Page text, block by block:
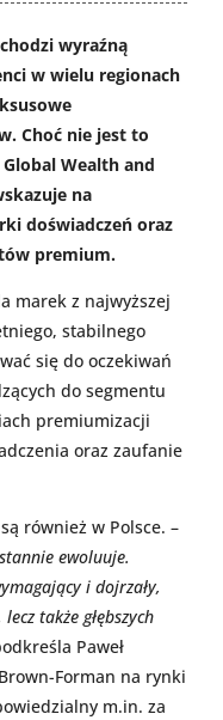
wyraźną
w wielu regionach
Choć nie jest to
Wealth and
na
doświadczeń oraz
premium.
marek z najwyższej
stabilnego
się do oczekiwań
do segmentu
premiumizacji
oraz zaufanie
również w Polsce. –
ewoluuje.
i dojrzały,
także głębszych
Paweł
Forman na rynki
m.in. za